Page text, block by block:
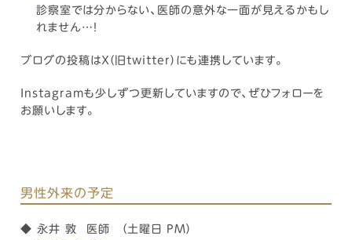
診察室では分からない、医師の意外な一面が見えるかもし
れません…！
ブログの投稿はＸ（旧twitter）にも連携しています。
Instagramも少しずつ更新していますので、ぜひフォローを
お願いします。
男性外来の予定
◆ 永井 敦 医師 （土曜日 PM）